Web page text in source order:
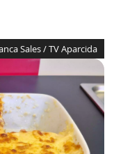
Sales / TV Aparcida